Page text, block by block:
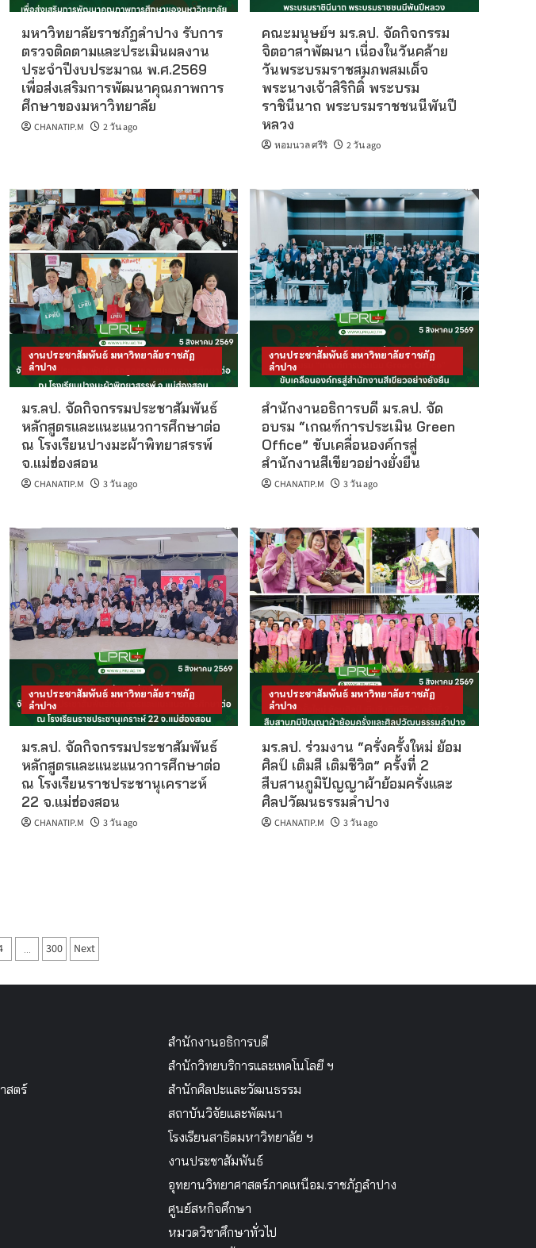
ตำแหน่งประเภทวิชาการ
มหาวิทยาลัยราชภัฏลำปาง รับการ
ตรวจติดตามและประเมินผลงาน
ประจำปีงบประมาณ พ.ศ.2569
เพื่อส่งเสริมการพัฒนาคุณภาพการ
ศึกษาของมหาวิทยาลัย
CHANATIP.M 2 วัน ago
คณะมนุษย์ฯ มร.ลป. จัดกิจกรรม
จิตอาสาพัฒนา เนื่องในวันคล้าย
วันพระบรมราชสมภพสมเด็จ
พระนางเจ้าสิริกิติ์ พระบรม
ราชินีนาถ พระบรมราชชนนีพันปี
หลวง
หอมนวล ศรีริ 2 วัน ago
งานประชาสัมพันธ์ มหาวิทยาลัยราชภัฏ
ลำปาง
มร.ลป. จัดกิจกรรมประชาสัมพันธ์
หลักสูตรและแนะแนวการศึกษาต่อ
ณ โรงเรียนปางมะผ้าพิทยาสรรพ์
จ.แม่ฮ่องสอน
CHANATIP.M 3 วัน ago
งานประชาสัมพันธ์ มหาวิทยาลัยราชภัฏ
ลำปาง
สำนักงานอธิการบดี มร.ลป. จัด
อบรม “เกณฑ์การประเมิน Green
Office” ขับเคลื่อนองค์กรสู่
สำนักงานสีเขียวอย่างยั่งยืน
CHANATIP.M 3 วัน ago
งานประชาสัมพันธ์ มหาวิทยาลัยราชภัฏ
ลำปาง
มร.ลป. จัดกิจกรรมประชาสัมพันธ์
หลักสูตรและแนะแนวการศึกษาต่อ
ณ โรงเรียนราชประชานุเคราะห์
22 จ.แม่ฮ่องสอน
CHANATIP.M 3 วัน ago
งานประชาสัมพันธ์ มหาวิทยาลัยราชภัฏ
ลำปาง
มร.ลป. ร่วมงาน “ครั่งครั้งใหม่ ย้อม
ศิลป์ เติมสี เติมชีวิต” ครั้งที่ 2
สืบสานภูมิปัญญาผ้าย้อมครั่งและ
ศิลปวัฒนธรรมลำปาง
CHANATIP.M 3 วัน ago
… 300 Next
สตร์
สำนักงานอธิการบดี
สำนักวิทยบริการและเทคโนโลยี ฯ
สำนักศิลปะและวัฒนธรรม
สถาบันวิจัยและพัฒนา
โรงเรียนสาธิตมหาวิทยาลัย ฯ
งานประชาสัมพันธ์
อุทยานวิทยาศาสตร์ภาคเหนือม.ราชภัฏลำปาง
ศูนย์สหกิจศึกษา
หมวดวิชาศึกษาทั่วไป